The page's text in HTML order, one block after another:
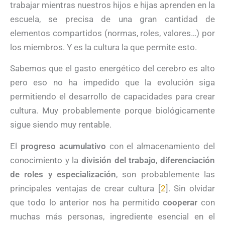
trabajar mientras nuestros hijos e hijas aprenden en la
escuela, se precisa de una gran cantidad de
elementos compartidos (normas, roles, valores…) por
los miembros. Y es la cultura la que permite esto.
Sabemos que el gasto energético del cerebro es alto
pero eso no ha impedido que la evolución siga
permitiendo el desarrollo de capacidades para crear
cultura. Muy probablemente porque biológicamente
sigue siendo muy rentable.
El progreso acumulativo con el almacenamiento del
conocimiento y la división del trabajo,diferenciación
de roles y especialización, son probablemente las
principales ventajas de crear cultura [2]. Sin olvidar
que todo lo anterior nos ha permitidocooperar con
muchas más personas, ingrediente esencial en el